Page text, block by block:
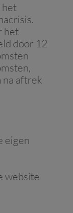
het
het
door 12
na aftrek
eigen
website